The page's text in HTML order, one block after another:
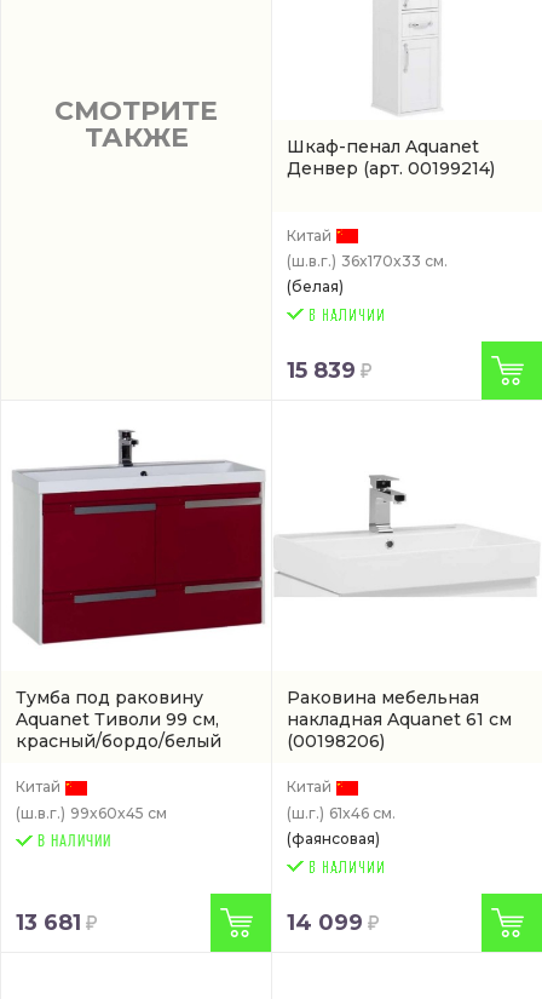
СМОТРИТЕ
ТАКЖЕ
Шкаф-пенал Aquanet
Денвер (арт. 00199214)
Китай
(ш.в.г.) 36x170x33 см.
(белая)
15 839
Тумба под раковину
Aquanet Тиволи 99 см,
красный/бордо/белый
Китай
(ш.в.г.) 99x60x45 см
В НАЛИЧИИ
13 681
Раковина мебельная
накладная Aquanet 61 см
(00198206)
Китай
(ш.г.) 61x46 см.
(фаянсовая)
14 099